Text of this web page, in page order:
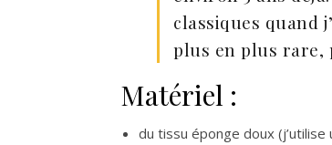
classiques quand
plus en plus rare,
Matériel :
du tissu éponge doux